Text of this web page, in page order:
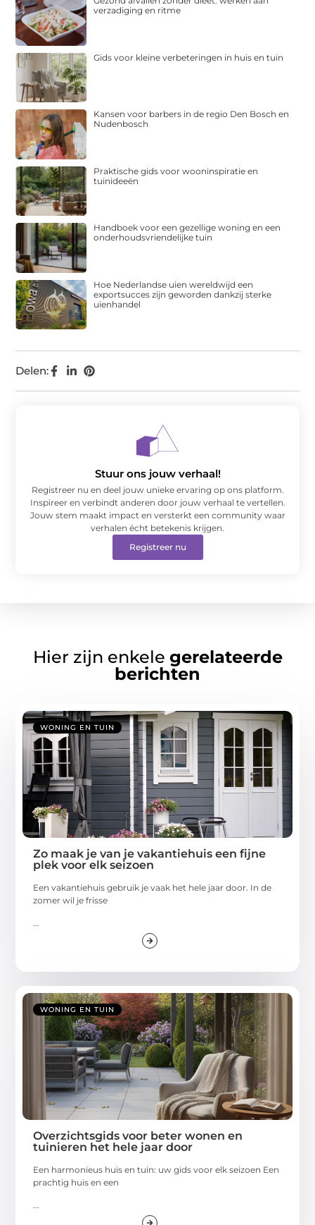
Delen:
verzadiging en ritme
Gids voor kleine verbeteringen in huis en tuin
Kansen voor barbers in de regio Den Bosch en
Nudenbosch
Praktische gids voor wooninspiratie en
tuinideeën
Handboek voor een gezellige woning en een
onderhoudsvriendelijke tuin
Hoe Nederlandse uien wereldwijd een
exportsucces zijn geworden dankzij sterke
uienhandel
Stuur ons jouw verhaal!
Registreer nu en deel jouw unieke ervaring op ons platform.
Inspireer en verbindt anderen door jouw verhaal te vertellen.
Jouw stem maakt impact en versterkt een community waar
verhalen écht betekenis krijgen.
Registreer nu
Hier zijn enkele gerelateerde
berichten
WONING EN TUIN
Zo maak je van je vakantiehuis een fijne
plek voor elk seizoen
Een vakantiehuis gebruik je vaak het hele jaar door. In de
zomer wil je frisse
WONING EN TUIN
Overzichtsgids voor beter wonen en
tuinieren het hele jaar door
Een harmonieus huis en tuin: uw gids voor elk seizoen Een
prachtig huis en een